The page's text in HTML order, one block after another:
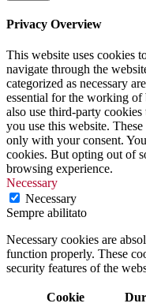
Privacy Overview
This website uses cookies
navigate through the
categorized as necessary
essential for the working
also use third-party
you use this website.
only with your consent.
cookies. But opting out of
browsing experience.
Necessary
Necessary
Sempre abilitato
Necessary cookies are
function properly. These
security features of the
Cookie